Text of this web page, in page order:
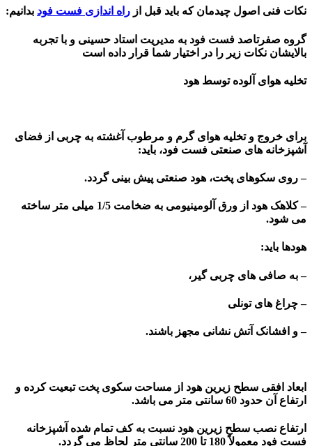
نکات فنی اصول چیدمان که باید قبل از راه اندازی فست فود بدانیم:
گروه صفرتاصد فست فود به مدیریت استاد حسینی و با تجربه
بالایشان نکات زیر را در اختیار شما قرار داده است
تخلیه هوای آلوده توسط هود
برای خروج و تخلیه هوای گرم و مرطوب آغشته به چربی از فضای
آشپزخانه های صنعتی فست فود، باید:
– روی سکوهای پخت، هود صنعتی پیش بینی گردد.
– کلاهک هود از ورق آلومینیومی به ضخامت 1/5 میلی متر ساخته
می شود.
هودها باید:
– به صافی های چربی گیر،
– چراغ های تونلی
– و افشانک آتش نشانی مجهز باشند.
ابعاد افقی سطح زیرین هود از مساحت سکوی پخت تبعیت کرده و
ارتفاع آن حدود 60 سانتی متر می باشد.
ارتفاع نصب سطح زیرین هود نسبت به کف تمام شده آشپزخانه
فست فود معمولاً 180 تا 200 سانتی متر لحاظ می گردد.